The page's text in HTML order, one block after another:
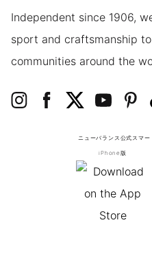
Independent since 1906,
sport and craftsmanship
communities around the
ニューバランス公式スマー
iPhone版